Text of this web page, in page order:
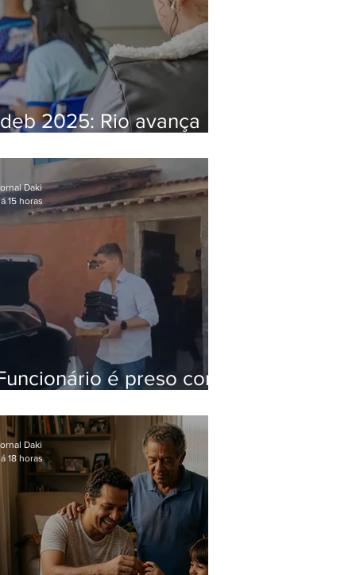
2025: Rio avança
da média nacional
é preso com
Hospital do Andaraí
Daki
15 horas
Daki
18 horas